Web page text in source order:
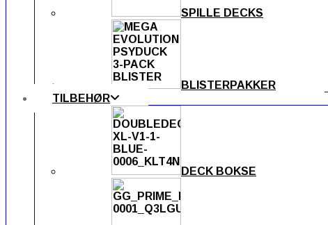
SPILLE DECKS
BLISTERPAKKER
TILBEHØR
DECK BOKSE